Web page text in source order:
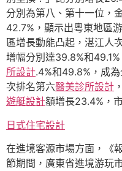
分別為第八、第十一位，
42.7%，顯示出粵東地區
區增長動能凸起，湛江人
增幅分別達39.8%和
所設計.4%和49.8%，成
次排名第六醫美診所設計 ，
遊艇設計額增長23.4%，
日式住宅設計
在進境客源市場方面，《
節期間，廣東省進境游玩